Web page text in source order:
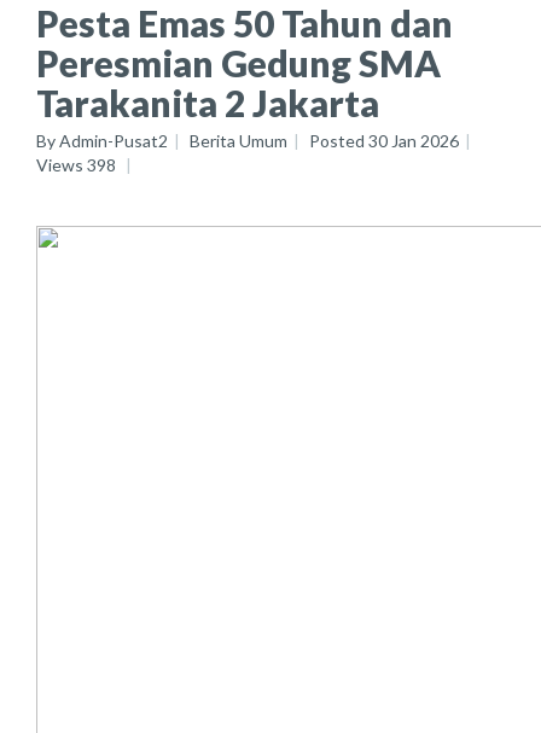
Pesta Emas 50 Tahun dan
Peresmian Gedung SMA
Tarakanita 2 Jakarta
ByAdmin-Pusat2 Berita Umum Posted 30 Jan 2026
Views 398